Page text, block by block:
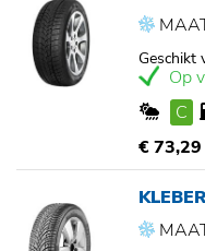
Geschikt
Op
C
€ 73,29